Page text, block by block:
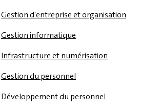
Gestion d'entreprise et organisation
Gestion informatique
Infrastructure et numérisation
Gestion du personnel
Développement du personnel